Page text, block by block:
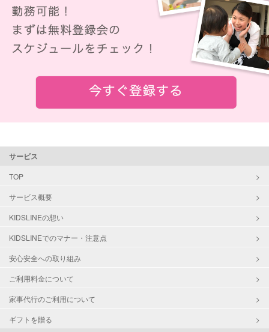
サービス
TOP
サービス概要
KIDSLINEの想い
KIDSLINEでのマナー・注意点
安心安全への取り組み
ご利用料金について
家事代行のご利用について
ギフトを贈る